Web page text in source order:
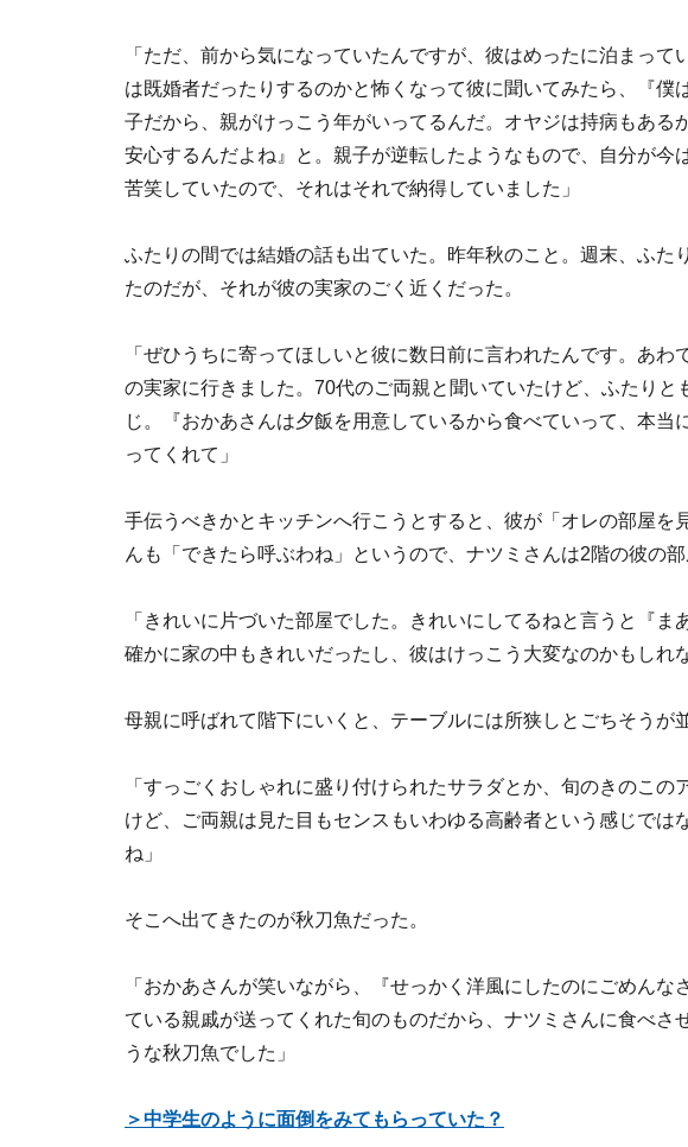
「ただ、前から気になっていたんですが、彼はめったに泊まっ
は既婚者だったりするのかと怖くなって彼に聞いてみたら、『僕
子だから、親がけっこう年がいってるんだ。オヤジは持病もある
安心するんだよね』と。親子が逆転したようなもので、自分が今
苦笑していたので、それはそれで納得していました」
ふたりの間では結婚の話も出ていた。昨年秋のこと。週末、ふた
たのだが、それが彼の実家のごく近くだった。
「ぜひうちに寄ってほしいと彼に数日前に言われたんです。あ
の実家に行きました。70代のご両親と聞いていたけど、ふたりと
じ。『おかあさんは夕飯を用意しているから食べていって、本当
ってくれて」
手伝うべきかとキッチンへ行こうとすると、彼が「オレの部屋を
んも「できたら呼ぶわね」というので、ナツミさんは2階の彼の部
「きれいに片づいた部屋でした。きれいにしてるねと言うと『ま
確かに家の中もきれいだったし、彼はけっこう大変なのかもしれ
母親に呼ばれて階下にいくと、テーブルには所狭しとごちそうが
「すっごくおしゃれに盛り付けられたサラダとか、旬のきのこの
けど、ご両親は見た目もセンスもいわゆる高齢者という感じでは
ね」
そこへ出てきたのが秋刀魚だった。
「おかあさんが笑いながら、『せっかく洋風にしたのにごめんな
ている親戚が送ってくれた旬のものだから、ナツミさんに食べさ
うな秋刀魚でした」
＞中学生のように面倒をみてもらっていた？